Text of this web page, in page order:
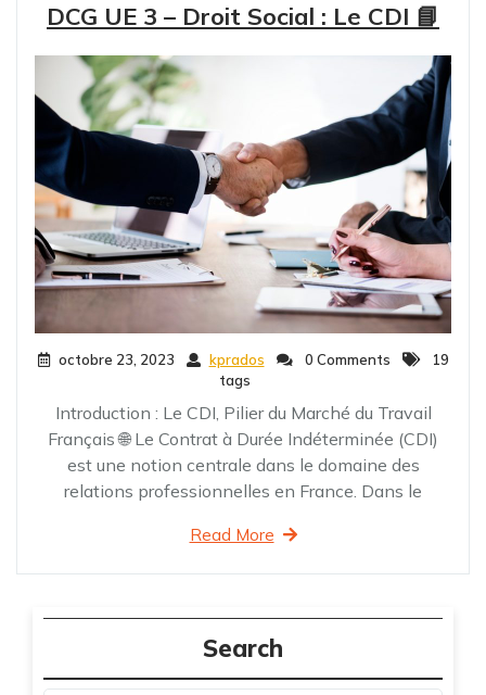
DCG UE 3 – Droit Social : Le CDI 📘
octobre 23, 2023 kprados 0 Comments
19
tags
Introduction : Le CDI, Pilier du Marché du Travail
Français 🌐 Le Contrat à Durée Indéterminée (CDI)
est une notion centrale dans le domaine des
relations professionnelles en France. Dans le
Read More
Search